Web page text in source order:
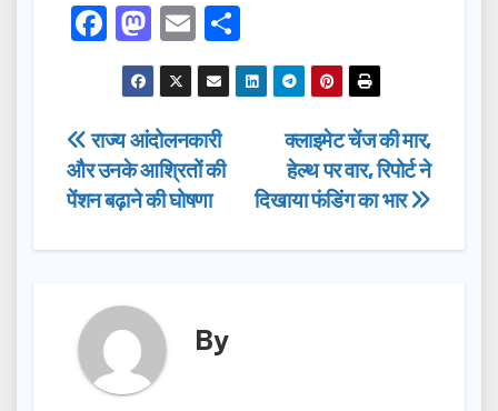
F
a
c
e
b
o
M
a
st
o
d
o
E
m
ail
h
ar
Post
navigation
क्लाइमेट चेंज की मार,
हेल्थ पर वार, रिपोर्ट ने
दिखाया फंडिंग का भार
राज्य आंदोलनकारी
और उनके आश्रितों की
पेंशन बढ़ाने की घोषणा
By